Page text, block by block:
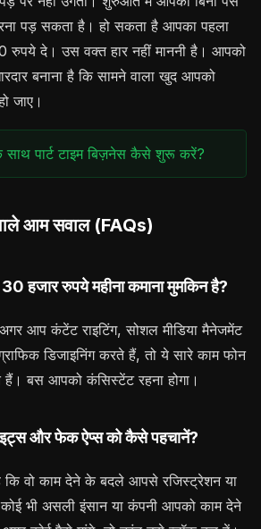
पड़ सकता है। हो सकता है आपका पहला
रुपये दे। उस वक्त हार नहीं माननी है। आपको
बनाना है कि सामने वाला खुद आपको
जाए।
साथ पार्ट टाइम बिज़नेस कैसे शुरू करें?
आम सवाल (FAQs)
30 हजार रुपये महीना कमाना मुमकिन है?
आप कंटेंट राइटिंग, सोशल मीडिया मैनेजमेंट
डिजाइनिंग करते हैं, तो ये सारे काम फोन
बस आपको कंसिस्टेंट रहना होगा।
और फेक ऐप्स को कैसे पहचानें?
कि वो काम देने के बदले आपसे रजिस्ट्रेशन या
कोई भी असली इंसान या कंपनी आपको काम देने